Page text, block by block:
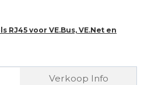
RJ45 voor VE.Bus, VE.Net en
Verkoop Info